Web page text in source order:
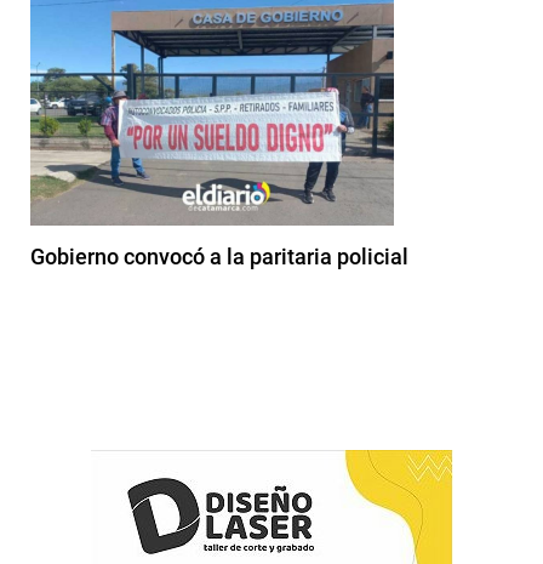
Gobierno convocó a la paritaria policial